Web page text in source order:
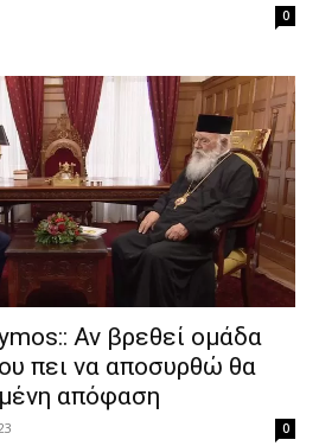
0
Αν βρεθεί ομάδα
πει να αποσυρθώ θα
απόφαση
0